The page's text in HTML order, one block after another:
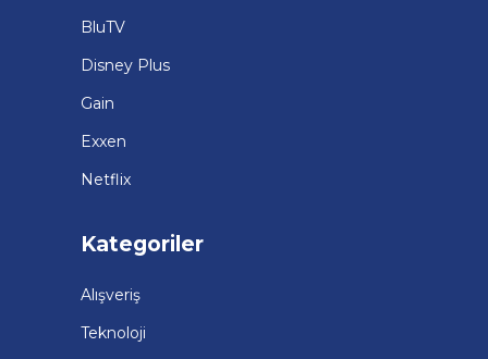
BluTV
Disney Plus
Gain
Exxen
Netflix
Kategoriler
Alışveriş
Teknoloji